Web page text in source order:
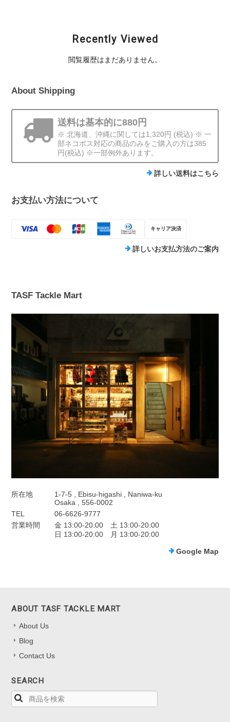
Recently Viewed
閲覧履歴はまだありません。
About Shipping
送料は基本的に880円
※ 北海道、沖縄に関しては1,320円 (税込) ※ 一
部ネコポス対応の商品のみをご購入の方は385
円(税込) ※一部例外あります。
詳しい送料はこちら
お支払い方法について
キャリア決済
詳しいお支払方法のご案内
TASF Tackle Mart
所在地
1-7-5 , Ebisu-higashi , Naniwa-ku
Osaka , 556-0002
TEL
06-6626-9777
営業時間
金 13:00-20:00 土 13:00-20:00
日 13:00-20:00 月 13:00-20:00
Google Map
ABOUT TASF TACKLE MART
About Us
Blog
Contact Us
SEARCH